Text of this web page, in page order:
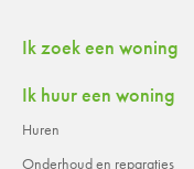
Contactinformatie
Ik zoek een woning
Ik huur een woning
Huren
Onderhoud en reparaties